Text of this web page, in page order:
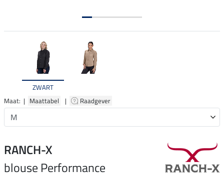
ZWART
Maat: | Maattabel | Raadgever
RANCH-X
blouse Performance